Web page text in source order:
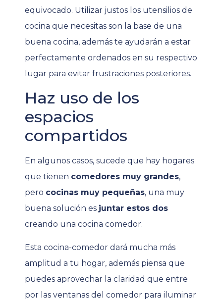
equivocado. Utilizar justos los utensilios de
cocina que necesitas son la base de una
buena cocina, además te ayudarán a estar
perfectamente ordenados en su respectivo
lugar para evitar frustraciones posteriores.
Haz uso de los
espacios
compartidos
En algunos casos, sucede que hay hogares
que tienen comedores muy grandes,
pero cocinas muy pequeñas, una muy
buena solución es juntar estos dos
creando una cocina comedor.
Esta cocina-comedor dará mucha más
amplitud a tu hogar, además piensa que
puedes aprovechar la claridad que entre
por las ventanas del comedor para iluminar